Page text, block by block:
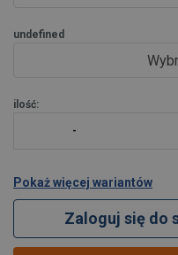
undefined
ilość:
Pokaż więcej wariantów
Zaloguj się do